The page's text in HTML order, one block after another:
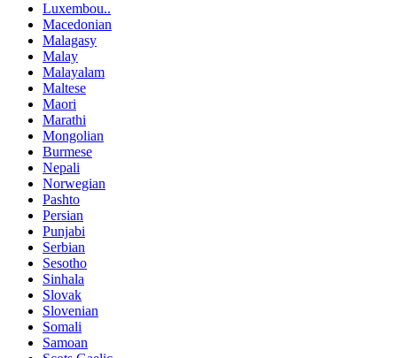
Luxembou..
Macedonian
Malagasy
Malay
Malayalam
Maltese
Maori
Marathi
Mongolian
Burmese
Nepali
Norwegian
Pashto
Persian
Punjabi
Serbian
Sesotho
Sinhala
Slovak
Slovenian
Somali
Samoan